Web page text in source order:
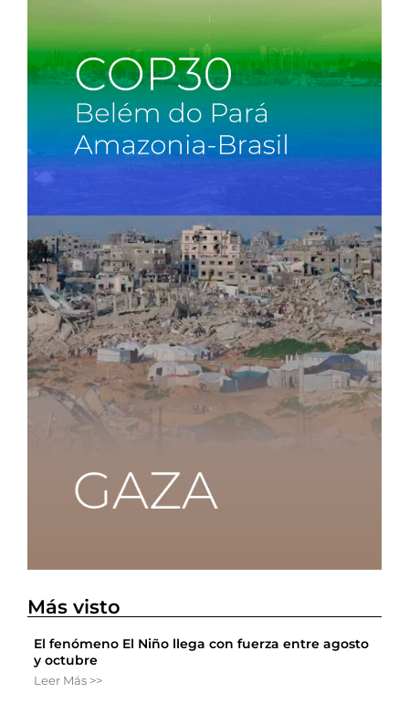
Más visto
El fenómeno El Niño llega con fuerza entre agosto
y octubre
Leer Más >>